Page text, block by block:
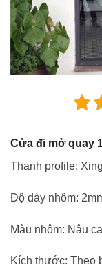
Cửa đi mở quay
Thanh profile:
Độ dày nhôm:
Màu nhôm: Nâu
Kích thước: Theo